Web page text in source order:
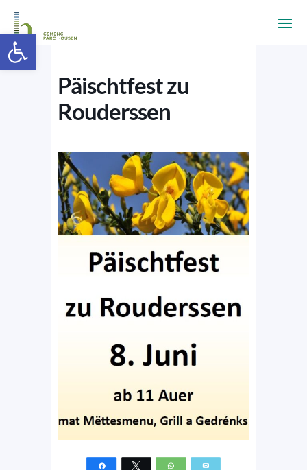
Päischtfest zu
Rouderssen
Partagez Tweetez WhatsApp
Ouvrir la barre d’outils